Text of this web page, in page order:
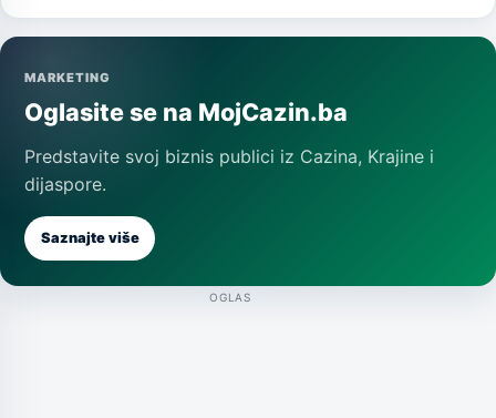
MARKETING
Oglasite se na MojCazin.ba
Predstavite svoj biznis publici iz Cazina, Krajine i
dijaspore.
Saznajte više
OGLAS